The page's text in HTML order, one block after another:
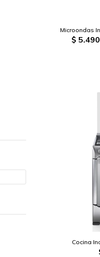
Microondas
$
Cocina